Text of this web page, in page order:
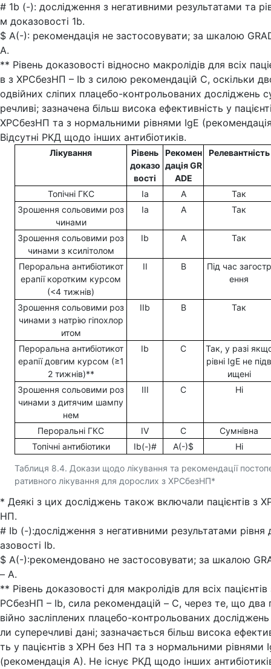
# 1b (-): дослідження з негативними результатами та
м доказовості 1b.
$ А(-): рекомендація не застосовувати; за шкалою
А.
** Рівень доказовості відносно макролідів для всіх
в з ХРСбезНП – Ib з силою рекомендацій С, оскільки
одвійних сліпих плацебо-контрольованих досліджень
речливі; зазначена більш висока ефективність у
ХРСбезНП та з нормальними рівнями IgE
Відсутні РКД щодо інших антибіотиків.
Таблиця 8.4. Докази щодо лікування та рекомендації
ративного лікування для дорослих з ХРСбезНП*
Лікування
Рівень
доказо
вості
Рекомен
даціяGR
ADE
Релевантність
Топічні ГКС Ia A
Так
Зрошення сольовими роз
чинами
Ia A Так
Зрошення сольовими роз
чинами з ксилітолом
Ib A Так
Пероральна антибіотикот
ерапії коротким курсом
(<4 тижнів)
II В
Під час загостр
ення
Зрошення сольовими роз
чинами з натрію гіпохлор
итом
IIb В Так
Пероральна антибіотикот
ерапії довгим курсом (≥1
2 тижнів)**
Ib С
Так, у разі
рівні IgE не підв
ищені
Зрошення сольовими роз
чинами з дитячим шампу
нем
III С Ні
Пероральні ГКС IV С
Сумнівна
Топічні антибіотики
Ib(-)# A(-)$ Ні
* Деякі з цих досліджень також включали пацієнтів з
НП.
# Ib (-):дослідження з негативними результатами рівня
азовості Ib.
$ A(-):рекомендовано не застосовувати; за шкалою
– A.
** Рівень доказовості для макролідів для всіх пацієнтів
РСбезНП – Ib, сила рекомендацій – C, через те, що два
війно засліплених плацебо-контрольованих
ли суперечливі дані; зазначається більш висока
ть у пацієнтів з ХРН без НП та з нормальними рівнями
(рекомендація A). Не існує РКД щодо інших